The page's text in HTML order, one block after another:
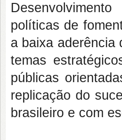
políticas de
a baixa aderência
temas
públicas
replicação do
brasileiro e com